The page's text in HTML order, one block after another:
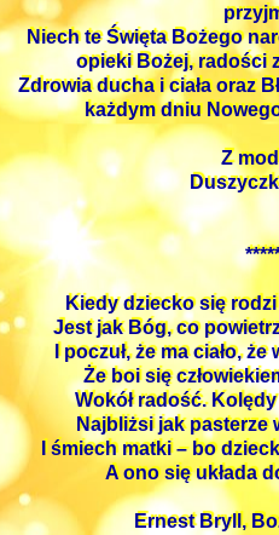
Niech te Święta Bożego
opieki Bożej, radości
Zdrowia ducha i ciała oraz
każdym dniu
Z
Kiedy dziecko się
Jest jak Bóg, co
I poczuł, że ma ciało,
Że boi się
Wokół radość.
Najbliżsi jak pasterze
I śmiech matki – bo
A ono się układa
Ernest Bryll,